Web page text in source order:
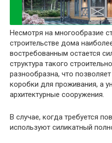
Несмотря на многообразие
строительстве дома
востребованным остается
структура такого
разнообразна, что
коробки для проживания, а
архитектурные сооружения.
В случае, когда требуется
используют силикатный